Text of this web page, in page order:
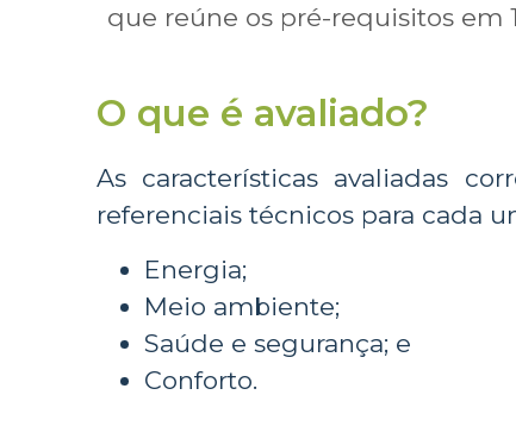
que reúne os pré-requisitos em
O que é avaliado?
As características avaliadas
referenciais técnicos para cada
Energia;
Meio ambiente;
Saúde e segurança; e
Conforto.